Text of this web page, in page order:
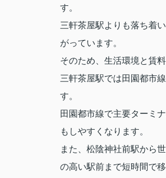
す。
三軒茶屋駅よりも落ち着
がっています。
そのため、生活環境と賃
三軒茶屋駅では田園都市
す。
田園都市線で主要ターミ
もしやすくなります。
また、松陰神社前駅から
の高い駅前まで短時間で移